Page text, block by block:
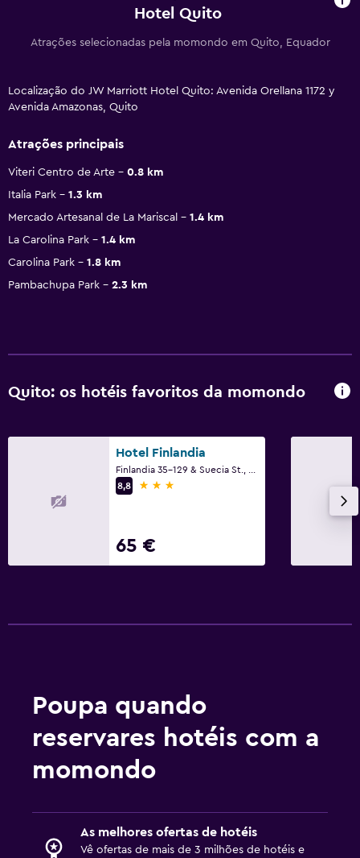
Hotel Quito
Atrações selecionadas pela momondo em Quito, Equador
Localização do JW Marriott Hotel Quito: Avenida Orellana 1172 y
Avenida Amazonas, Quito
Atrações principais
Viteri Centro de Arte
0.8 km
Italia Park
1.3 km
Mercado Artesanal de La Mariscal
1.4 km
La Carolina Park
1.4 km
Carolina Park
1.8 km
Pambachupa Park
2.3 km
Quito: os hotéis favoritos da momondo
Hotel Finlandia
8,8
3 estrelas
65 €
Poupa quando
reservares hotéis com a
momondo
As melhores ofertas de hotéis
Vê ofertas de mais de 3 milhões de hotéis e